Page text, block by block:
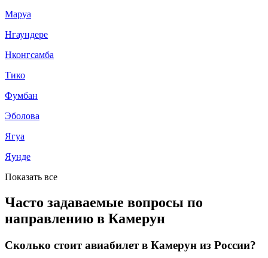
Маруа
Нгаундере
Нконгсамба
Тико
Фумбан
Эболова
Ягуа
Яунде
Показать все
Часто задаваемые вопросы по
направлению в Камерун
Сколько стоит авиабилет в Камерун из России?